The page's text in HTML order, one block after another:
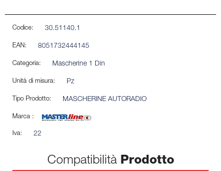
Codice: 30.51140.1
EAN: 8051732444145
Categoria: Mascherine 1 Din
Unità di misura: Pz
Tipo Prodotto: MASCHERINE AUTORADIO
Marca :
Iva: 22
Compatibilità Prodotto